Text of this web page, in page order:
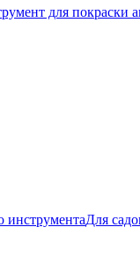
для покраски
инструментаДля